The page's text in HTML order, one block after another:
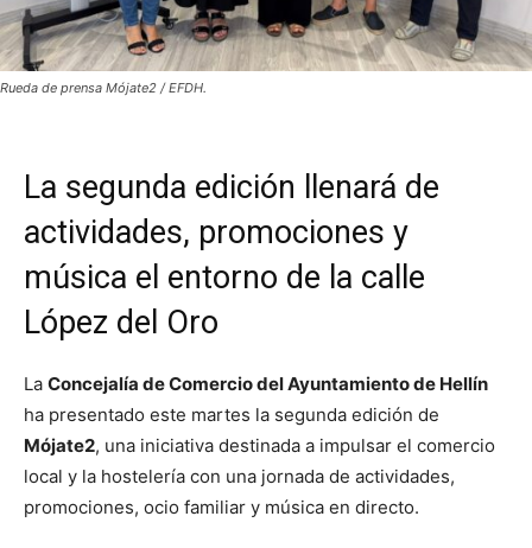
Rueda de prensa Mójate2 / EFDH.
La segunda edición llenará de
actividades, promociones y
música el entorno de la calle
López del Oro
La Concejalía de Comercio del Ayuntamiento de Hellín
ha presentado este martes la segunda edición de
Mójate2, una iniciativa destinada a impulsar el comercio
local y la hostelería con una jornada de actividades,
promociones, ocio familiar y música en directo.